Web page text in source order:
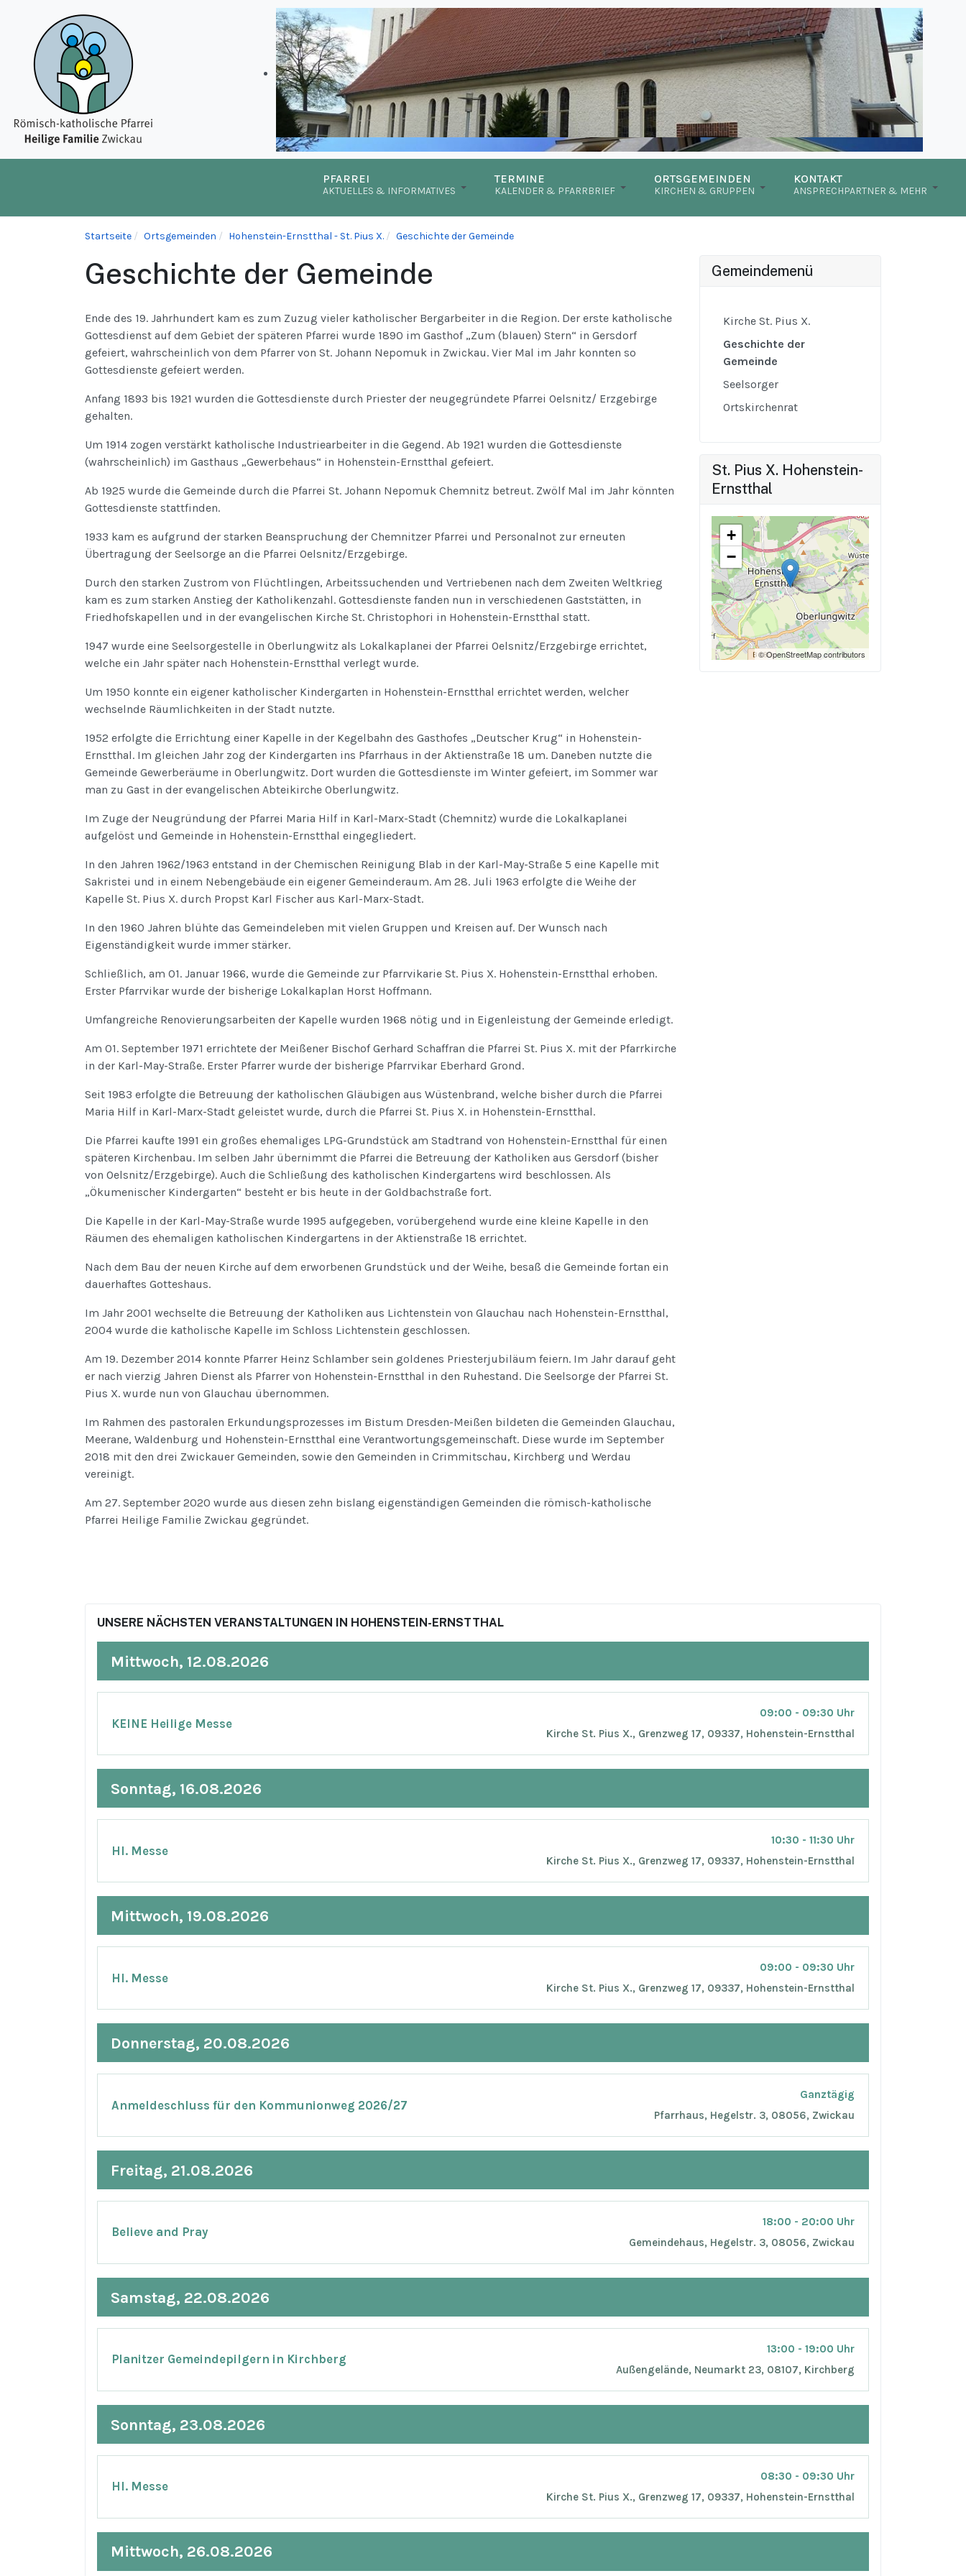
PFARREI
AKTUELLES & INFORMATIVES
TERMINE
KALENDER & PFARRBRIEF
ORTSGEMEINDEN
KIRCHEN & GRUPPEN
KONTAKT
ANSPRECHPARTNER & MEHR
Startseite Ortsgemeinden Hohenstein-Ernstthal - St. Pius X. Geschichte der Gemeinde
Geschichte der Gemeinde
Ende des 19. Jahrhundert kam es zum Zuzug vieler katholischer Bergarbeiter in die Region. Der erste katholische
Gottesdienst auf dem Gebiet der späteren Pfarrei wurde 1890 im Gasthof „Zum (blauen) Stern“ in Gersdorf
gefeiert, wahrscheinlich von dem Pfarrer von St. Johann Nepomuk in Zwickau. Vier Mal im Jahr konnten so
Gottesdienste gefeiert werden.
Anfang 1893 bis 1921 wurden die Gottesdienste durch Priester der neugegründete Pfarrei Oelsnitz/ Erzgebirge
gehalten.
Um 1914 zogen verstärkt katholische Industriearbeiter in die Gegend. Ab 1921 wurden die Gottesdienste
(wahrscheinlich) im Gasthaus „Gewerbehaus“ in Hohenstein-Ernstthal gefeiert.
Ab 1925 wurde die Gemeinde durch die Pfarrei St. Johann Nepomuk Chemnitz betreut. Zwölf Mal im Jahr könnten
Gottesdienste stattfinden.
1933 kam es aufgrund der starken Beanspruchung der Chemnitzer Pfarrei und Personalnot zur erneuten
Übertragung der Seelsorge an die Pfarrei Oelsnitz/Erzgebirge.
Durch den starken Zustrom von Flüchtlingen, Arbeitssuchenden und Vertriebenen nach dem Zweiten Weltkrieg
kam es zum starken Anstieg der Katholikenzahl. Gottesdienste fanden nun in verschiedenen Gaststätten, in
Friedhofskapellen und in der evangelischen Kirche St. Christophori in Hohenstein-Ernstthal statt.
1947 wurde eine Seelsorgestelle in Oberlungwitz als Lokalkaplanei der Pfarrei Oelsnitz/Erzgebirge errichtet,
welche ein Jahr später nach Hohenstein-Ernstthal verlegt wurde.
Um 1950 konnte ein eigener katholischer Kindergarten in Hohenstein-Ernstthal errichtet werden, welcher
wechselnde Räumlichkeiten in der Stadt nutzte.
1952 erfolgte die Errichtung einer Kapelle in der Kegelbahn des Gasthofes „Deutscher Krug“ in Hohenstein-
Ernstthal. Im gleichen Jahr zog der Kindergarten ins Pfarrhaus in der Aktienstraße 18 um. Daneben nutzte die
Gemeinde Gewerberäume in Oberlungwitz. Dort wurden die Gottesdienste im Winter gefeiert, im Sommer war
man zu Gast in der evangelischen Abteikirche Oberlungwitz.
Im Zuge der Neugründung der Pfarrei Maria Hilf in Karl-Marx-Stadt (Chemnitz) wurde die Lokalkaplanei
aufgelöst und Gemeinde in Hohenstein-Ernstthal eingegliedert.
In den Jahren 1962/1963 entstand in der Chemischen Reinigung Blab in der Karl-May-Straße 5 eine Kapelle mit
Sakristei und in einem Nebengebäude ein eigener Gemeinderaum. Am 28. Juli 1963 erfolgte die Weihe der
Kapelle St. Pius X. durch Propst Karl Fischer aus Karl-Marx-Stadt.
In den 1960 Jahren blühte das Gemeindeleben mit vielen Gruppen und Kreisen auf. Der Wunsch nach
Eigenständigkeit wurde immer stärker.
Schließlich, am 01. Januar 1966, wurde die Gemeinde zur Pfarrvikarie St. Pius X. Hohenstein-Ernstthal erhoben.
Erster Pfarrvikar wurde der bisherige Lokalkaplan Horst Hoffmann.
Umfangreiche Renovierungsarbeiten der Kapelle wurden 1968 nötig und in Eigenleistung der Gemeinde erledigt.
Am 01. September 1971 errichtete der Meißener Bischof Gerhard Schaffran die Pfarrei St. Pius X. mit der Pfarrkirche
in der Karl-May-Straße. Erster Pfarrer wurde der bisherige Pfarrvikar Eberhard Grond.
Seit 1983 erfolgte die Betreuung der katholischen Gläubigen aus Wüstenbrand, welche bisher durch die Pfarrei
Maria Hilf in Karl-Marx-Stadt geleistet wurde, durch die Pfarrei St. Pius X. in Hohenstein-Ernstthal.
Die Pfarrei kaufte 1991 ein großes ehemaliges LPG-Grundstück am Stadtrand von Hohenstein-Ernstthal für einen
späteren Kirchenbau. Im selben Jahr übernimmt die Pfarrei die Betreuung der Katholiken aus Gersdorf (bisher
von Oelsnitz/Erzgebirge). Auch die Schließung des katholischen Kindergartens wird beschlossen. Als
„Ökumenischer Kindergarten“ besteht er bis heute in der Goldbachstraße fort.
Die Kapelle in der Karl-May-Straße wurde 1995 aufgegeben, vorübergehend wurde eine kleine Kapelle in den
Räumen des ehemaligen katholischen Kindergartens in der Aktienstraße 18 errichtet.
Nach dem Bau der neuen Kirche auf dem erworbenen Grundstück und der Weihe, besaß die Gemeinde fortan ein
dauerhaftes Gotteshaus.
Im Jahr 2001 wechselte die Betreuung der Katholiken aus Lichtenstein von Glauchau nach Hohenstein-Ernstthal,
2004 wurde die katholische Kapelle im Schloss Lichtenstein geschlossen.
Am 19. Dezember 2014 konnte Pfarrer Heinz Schlamber sein goldenes Priesterjubiläum feiern. Im Jahr darauf geht
er nach vierzig Jahren Dienst als Pfarrer von Hohenstein-Ernstthal in den Ruhestand. Die Seelsorge der Pfarrei St.
Pius X. wurde nun von Glauchau übernommen.
Im Rahmen des pastoralen Erkundungsprozesses im Bistum Dresden-Meißen bildeten die Gemeinden Glauchau,
Meerane, Waldenburg und Hohenstein-Ernstthal eine Verantwortungsgemeinschaft. Diese wurde im September
2018 mit den drei Zwickauer Gemeinden, sowie den Gemeinden in Crimmitschau, Kirchberg und Werdau
vereinigt.
Am 27. September 2020 wurde aus diesen zehn bislang eigenständigen Gemeinden die römisch-katholische
Pfarrei Heilige Familie Zwickau gegründet.
Gemeindemenü
Kirche St. Pius X.
Geschichte der
Gemeinde
Seelsorger
Ortskirchenrat
St. Pius X. Hohenstein-
Ernstthal
+
−
© OpenStreetMap contributors
UNSERE NÄCHSTEN VERANSTALTUNGEN IN HOHENSTEIN-ERNSTTHAL
Mittwoch, 12.08.2026
KEINE Heilige Messe
09:00 - 09:30 Uhr
Kirche St. Pius X., Grenzweg 17, 09337, Hohenstein-Ernstthal
Sonntag, 16.08.2026
Hl. Messe
10:30 - 11:30 Uhr
Kirche St. Pius X., Grenzweg 17, 09337, Hohenstein-Ernstthal
Mittwoch, 19.08.2026
Hl. Messe
09:00 - 09:30 Uhr
Kirche St. Pius X., Grenzweg 17, 09337, Hohenstein-Ernstthal
Donnerstag, 20.08.2026
Anmeldeschluss für den Kommunionweg 2026/27
Ganztägig
Pfarrhaus, Hegelstr. 3, 08056, Zwickau
Freitag, 21.08.2026
Believe and Pray
18:00 - 20:00 Uhr
Gemeindehaus, Hegelstr. 3, 08056, Zwickau
Samstag, 22.08.2026
Planitzer Gemeindepilgern in Kirchberg
13:00 - 19:00 Uhr
Außengelände, Neumarkt 23, 08107, Kirchberg
Sonntag, 23.08.2026
Hl. Messe
08:30 - 09:30 Uhr
Kirche St. Pius X., Grenzweg 17, 09337, Hohenstein-Ernstthal
Mittwoch, 26.08.2026